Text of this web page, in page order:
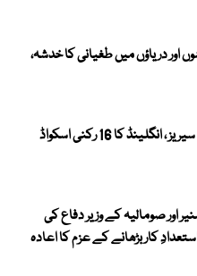
بارشوں اور دریاؤں میں طغیانی کا خدشہ،
پاکستان کیخلاف ٹیسٹ سیریز ، انگلینڈ کا 16 رکنی اسکواڈ
اور صومالیہ کے وزیر دفاع کی
کار بڑھانے کے عزم کا اعادہ